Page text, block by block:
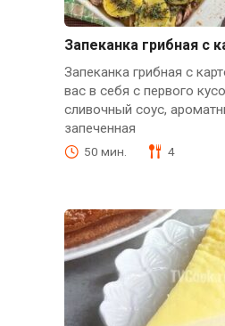
Запеканка грибная с
Запеканка грибная с
вас в себя с первого
сливочный соус,
запеченная
50 мин. 4